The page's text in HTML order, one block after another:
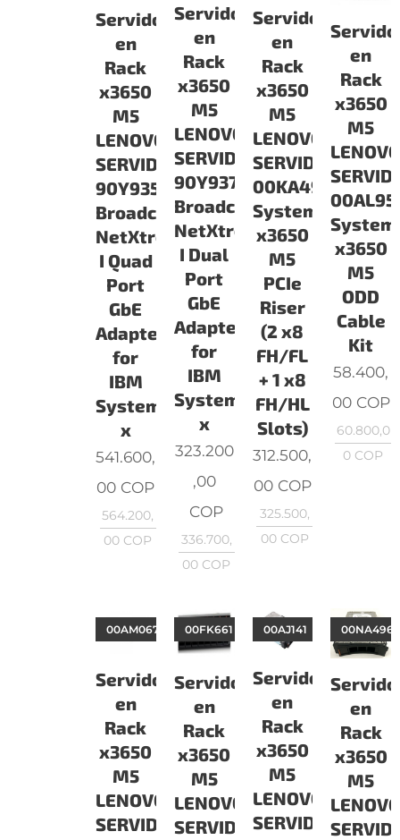
Servidor
en
Rack
x3650
M5
LENOVO
SERVIDORES
90Y9352
Broadcom
NetXtreme
I Quad
Port
GbE
Adapter
for
IBM
System
x
541.600,
00 COP
564.200,
00 COP
Servidor
en
Rack
x3650
M5
LENOVO
SERVIDORES
90Y9370
Broadcom
NetXtreme
I Dual
Port
GbE
Adapter
for
IBM
System
x
323.200
,00
COP
336.700,
00 COP
Servidor
en
Rack
x3650
M5
LENOVO
SERVIDORES
00KA498
System
x3650
M5
PCIe
Riser
(2 x8
FH/FL
+ 1 x8
FH/HL
Slots)
312.500,
00COP
325.500,
00COP
en
Rack
x3650
M5
System
x3650
M5
ODD
Cable
Kit
58.400,
00COP
60.800,0
0 COP
Servidor
en
Rack
x3650
M5
LENOVO
SERVIDORES
00AM067
Servidor
en
Rack
x3650
M5
LENOVO
SERVIDORES
00FK661
Servidor
en
Rack
x3650
M5
LENOVO
SERVIDORES
00AJ141
en
Rack
x3650
M5
00NA496